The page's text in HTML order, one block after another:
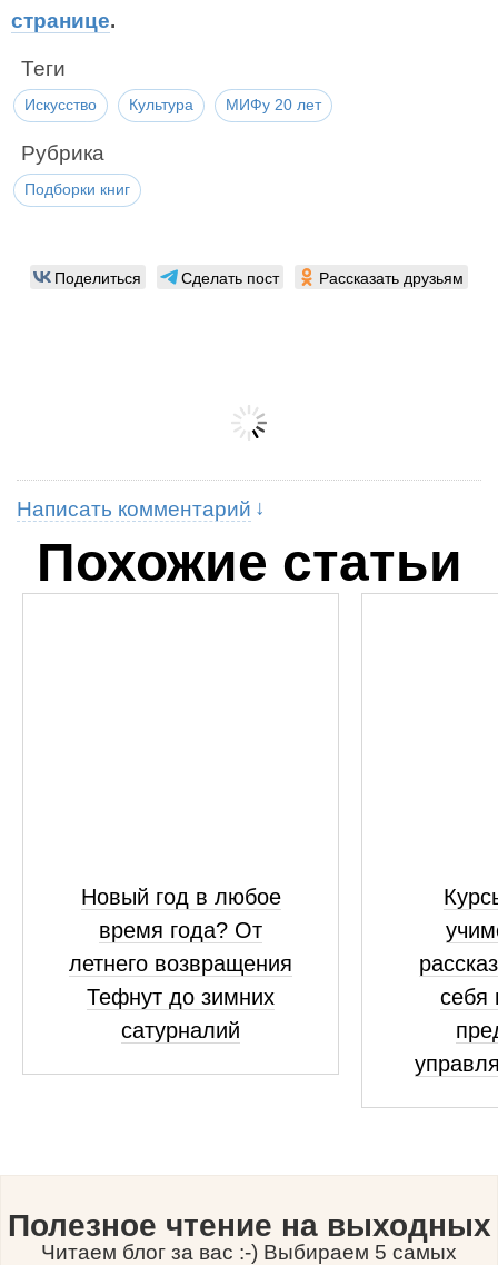
странице.
Теги
Искусство Культура МИФу 20 лет
Рубрика
Подборки книг
Поделиться Сделать пост Рассказать друзьям
Написать комментарий
Похожие статьи
Новый год в любое
время года? От
летнего возвращения
Тефнут до зимних
сатурналий
себя
Полезное чтение на выходных
Читаем блог за вас :-) Выбираем 5 самых